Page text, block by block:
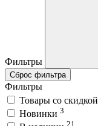
Фильтры
Сброс фильтра
Фильтры
Товары со скидкой
Новинки 3
21